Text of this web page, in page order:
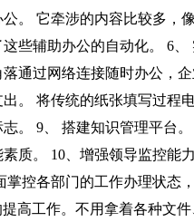
公。 它牵涉的内容比较多，
些辅助办公的自动化。 6
通过网络连接随时办公，
。 将传统的纸张填写过程
。 9、 搭建知识管理平台
质。 10、增强领导监控能
掌控各部门的工作办理状态
高工作。不用拿着各种文